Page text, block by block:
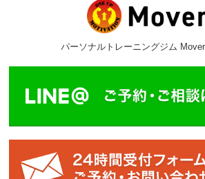
パーソナルトレーニングジム